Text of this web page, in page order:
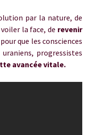
par la nature, de
la face, de revenir
pour que les consciences
progressistes
avancée vitale.